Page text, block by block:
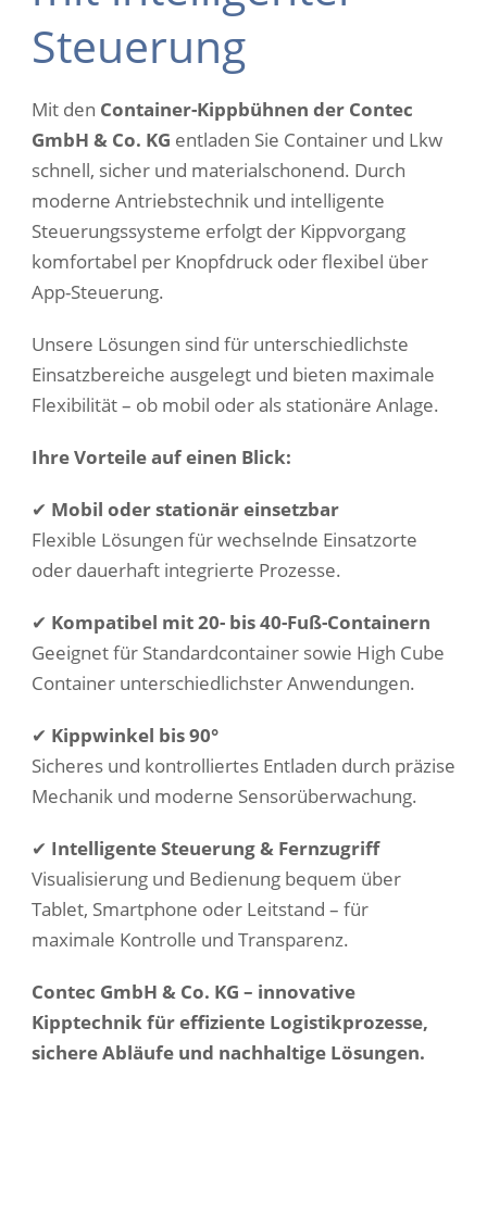
Steuerung
Mit den Container-Kippbühnen der Contec
GmbH & Co. KG entladen Sie Container und Lkw
schnell, sicher und materialschonend. Durch
moderne Antriebstechnik und intelligente
Steuerungssysteme erfolgt der Kippvorgang
komfortabel per Knopfdruck oder flexibel über
App-Steuerung.
Unsere Lösungen sind für unterschiedlichste
Einsatzbereiche ausgelegt und bieten maximale
Flexibilität – ob mobil oder als stationäre Anlage.
Ihre Vorteile auf einen Blick:
✔ Mobil oder stationär einsetzbar
Flexible Lösungen für wechselnde Einsatzorte
oder dauerhaft integrierte Prozesse.
✔ Kompatibel mit 20- bis 40-Fuß-Containern
Geeignet für Standardcontainer sowie High Cube
Container unterschiedlichster Anwendungen.
✔ Kippwinkel bis 90°
Sicheres und kontrolliertes Entladen durch präzise
Mechanik und moderne Sensorüberwachung.
✔ Intelligente Steuerung & Fernzugriff
Visualisierung und Bedienung bequem über
Tablet, Smartphone oder Leitstand – für
maximale Kontrolle und Transparenz.
Contec GmbH & Co. KG – innovative
Kipptechnik für effiziente Logistikprozesse,
sichere Abläufe und nachhaltige Lösungen.